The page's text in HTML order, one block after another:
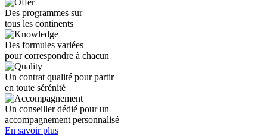
Des programmes sur
tous les continents
Des formules variées
pour correspondre à chacun
Un contrat qualité pour partir
en toute sérénité
Un conseiller dédié pour un
accompagnement personnalisé
En savoir plus